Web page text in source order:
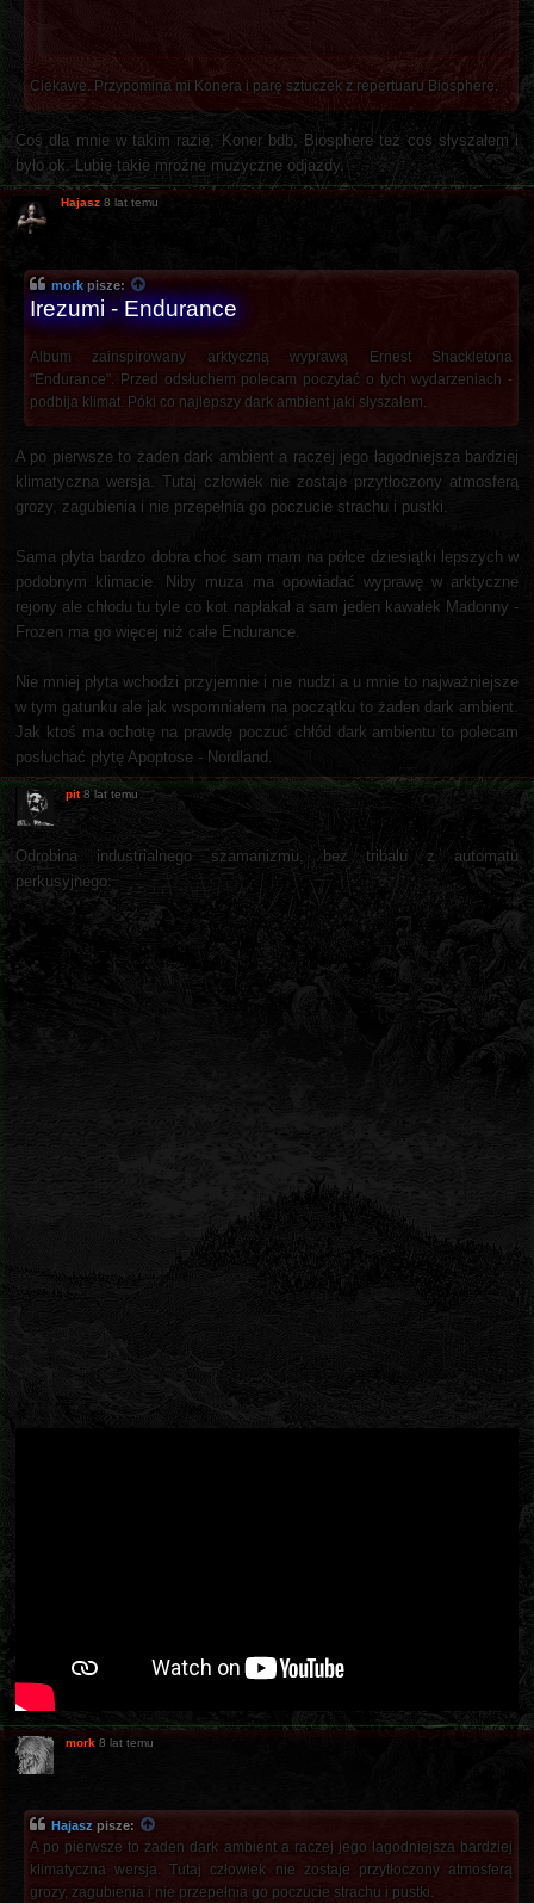
Ciekawe. Przypomina mi Konera i parę sztuczek z repertuaru Biosphere.
Coś dla mnie w takim razie, Koner bdb, Biosphere też coś słyszałem i
było ok. Lubię takie mroźne muzyczne odjazdy.
Hajasz 8 lat temu
mork pisze:
Irezumi - Endurance
Album zainspirowany arktyczną wyprawą Ernest Shackletona
"Endurance". Przed odsłuchem polecam poczytać o tych wydarzeniach -
podbija klimat. Póki co najlepszy dark ambient jaki słyszałem.
A po pierwsze to żaden dark ambient a raczej jego łagodniejsza bardziej
klimatyczna wersja. Tutaj człowiek nie zostaje przytłoczony atmosferą
grozy, zagubienia i nie przepełnia go poczucie strachu i pustki.
Sama płyta bardzo dobra choć sam mam na półce dziesiątki lepszych w
podobnym klimacie. Niby muza ma opowiadać wyprawę w arktyczne
rejony ale chłodu tu tyle co kot napłakał a sam jeden kawałek Madonny -
Frozen ma go więcej niż całe Endurance.
Nie mniej płyta wchodzi przyjemnie i nie nudzi a u mnie to najważniejsze
w tym gatunku ale jak wspomniałem na początku to żaden dark ambient.
Jak ktoś ma ochotę na prawdę poczuć chłód dark ambientu to polecam
posłuchać płytę Apoptose - Nordland.
pit 8 lat temu
Odrobina industrialnego szamanizmu, bez tribalu z automatu
perkusyjnego:
mork 8 lat temu
Hajasz pisze:
A po pierwsze to żaden dark ambient a raczej jego łagodniejsza bardziej
klimatyczna wersja. Tutaj człowiek nie zostaje przytłoczony atmosferą
grozy, zagubienia i nie przepełnia go poczucie strachu i pustki.